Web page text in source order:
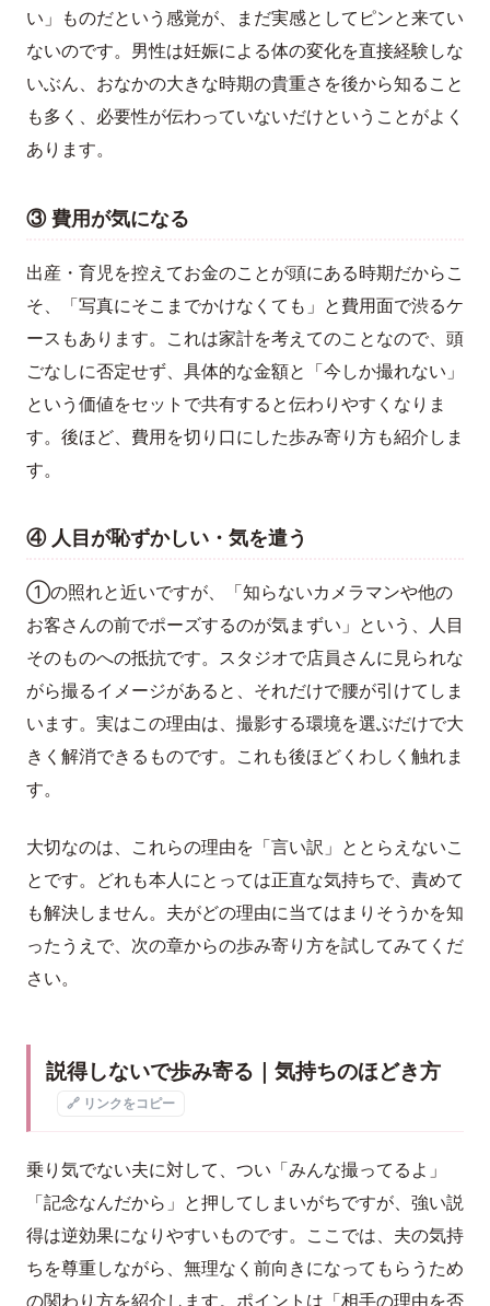
い」ものだという感覚が、まだ実感としてピンと来てい
ないのです。男性は妊娠による体の変化を直接経験しな
いぶん、おなかの大きな時期の貴重さを後から知ること
も多く、必要性が伝わっていないだけということがよく
あります。
③ 費用が気になる
出産・育児を控えてお金のことが頭にある時期だからこ
そ、「写真にそこまでかけなくても」と費用面で渋るケ
ースもあります。これは家計を考えてのことなので、頭
ごなしに否定せず、具体的な金額と「今しか撮れない」
という価値をセットで共有すると伝わりやすくなりま
す。後ほど、費用を切り口にした歩み寄り方も紹介しま
す。
④ 人目が恥ずかしい・気を遣う
①の照れと近いですが、「知らないカメラマンや他の
お客さんの前でポーズするのが気まずい」という、人目
そのものへの抵抗です。スタジオで店員さんに見られな
がら撮るイメージがあると、それだけで腰が引けてしま
います。実はこの理由は、撮影する環境を選ぶだけで大
きく解消できるものです。これも後ほどくわしく触れま
す。
大切なのは、これらの理由を「言い訳」ととらえないこ
とです。どれも本人にとっては正直な気持ちで、責めて
も解決しません。夫がどの理由に当てはまりそうかを知
ったうえで、次の章からの歩み寄り方を試してみてくだ
さい。
説得しないで歩み寄る｜気持ちのほどき方
🔗 リンクをコピー
乗り気でない夫に対して、つい「みんな撮ってるよ」
「記念なんだから」と押してしまいがちですが、強い説
得は逆効果になりやすいものです。ここでは、夫の気持
ちを尊重しながら、無理なく前向きになってもらうため
の関わり方を紹介します。ポイントは「相手の理由を否